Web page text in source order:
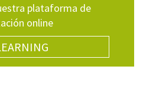
plataforma de
online